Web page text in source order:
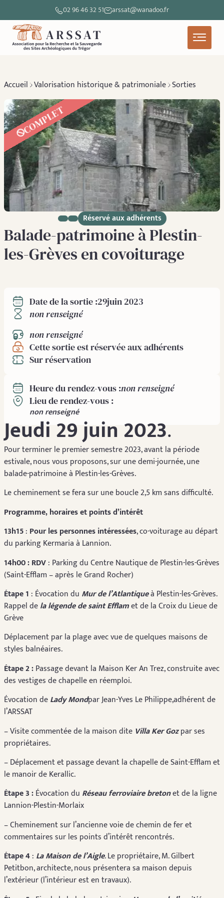
02 96 46 32 51 arssat@wanadoo.fr
Accueil Valorisation historique & patrimoniale Sorties
COMPLET
Réservé aux adhérents
Balade-patrimoine à Plestin-
les-Grèves en covoiturage
Date de la sortie :29juin 2023
non renseigné
non renseigné
Cette sortie est réservée aux adhérents
Sur réservation
Heure du rendez-vous :non renseigné
Lieu de rendez-vous :
non renseigné
Jeudi 29 juin 2023.
Pour terminer le premier semestre 2023, avant la période
estivale, nous vous proposons, sur une demi-journée, une
balade-patrimoine à Plestin-les-Grèves.
Le cheminement se fera sur une boucle 2,5 km sans difficulté.
Programme, horaires et points d’intérêt
13h15: Pour les personnes intéressées, co-voiturage au départ
du parking Kermaria à Lannion.
14h00 : RDV: Parking du Centre Nautique de Plestin-les-Grèves
(Saint-Efflam – après le Grand Rocher)
Étape 1 : Évocation du Mur de l’Atlantiqueà Plestin-les-Grèves.
Rappel dela légende de saint Efflamet de la Croix du Lieue de
Grève
Déplacement par la plage avec vue de quelques maisons de
styles balnéaires.
Étape 2 :Passage devant la Maison Ker An Trez, construite avec
des vestiges de chapelle en réemploi.
Évocation deLady Mondpar Jean-Yves Le Philippe,adhérent de
l’ARSSAT
– Visite commentée de la maison dite Villa Ker Gozpar ses
propriétaires.
– Déplacement et passage devant la chapelle de Saint-Efflam et
le manoir de Kerallic.
Étape 3 :Évocation du Réseau ferroviaire bretonet de la ligne
Lannion-Plestin-Morlaix
– Cheminement sur l’ancienne voie de chemin de fer et
commentaires sur les points d’intérêt rencontrés.
Étape 4: La Maison de l’Aigle. Le propriétaire, M. Gilbert
Petitbon, architecte, nous présentera sa maison depuis
l’extérieur (l’intérieur est en travaux).